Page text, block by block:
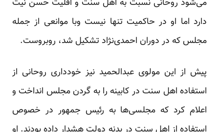
می‌شود روحانی نسبت به اهل سنت و اقلیت حسن نیت
دارد اما او در حاکمیت تنها نیست وبا موانعی از جمله
مجلس که در دوران احمدی‌نژاد تشکیل شد، روبروست.
پیش از این مولوی عبدالحمید نیز خودداری روحانی از
استفاده اهل سنت در کابینه را به گردن مجلس انداخت و
اعلام کرد که مجلسی‌ها به رئیس جمهور در خصوص